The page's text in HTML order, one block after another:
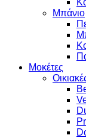
Μπάνιο
Μοκέτες